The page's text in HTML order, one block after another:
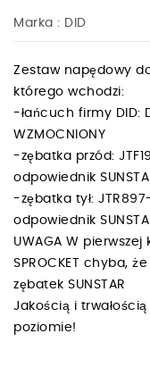
Marka : DID
Zestaw napędowy do
którego wchodzi:
-łańcuch firmy DID:
WZMOCNIONY
-zębatka przód:
odpowiednik
-zębatka tył:
odpowiednik
UWAGA W pierwszej
SPROCKET chyba,
zębatek SUNSTAR
Jakością i
poziomie!